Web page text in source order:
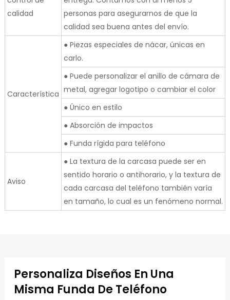
calidad
personas para asegurarnos de que la
calidad sea buena antes del envío.
Característica
● Piezas especiales de nácar, únicas en
carlo.
● Puede personalizar el anillo de cámara de
metal, agregar logotipo o cambiar el color
● Único en estilo
● Absorción de impactos
● Funda rígida para teléfono
Aviso
● La textura de la carcasa puede ser en
sentido horario o antihorario, y la textura de
cada carcasa del teléfono también varía
en tamaño, lo cual es un fenómeno normal.
Personaliza Diseños En Una
Misma Funda De Teléfono